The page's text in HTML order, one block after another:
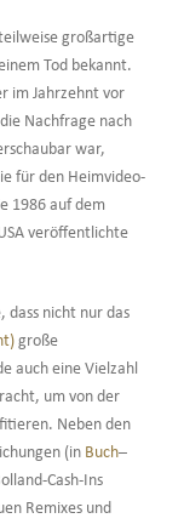
teilweise großartige
Tod bekannt.
im Jahrzehnt vor
Nachfrage nach
war,
für den Heimvideo-
1986 auf dem
veröffentlichte
dass nicht nur das
große
auch eine Vielzahl
um von der
Neben den
(in Buch–
Cash-Ins
Remixes und